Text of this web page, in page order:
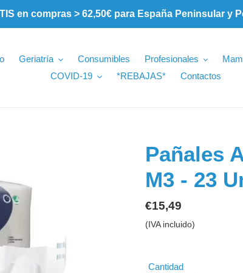
en compras > 62,50€ para España Peninsular y
Geriatría Consumibles Profesionales
COVID-19
*REBAJAS* Contactos
Pañales
M3 - 23
Precio
habitual
€15,49
(IVA incluido)
Cantidad